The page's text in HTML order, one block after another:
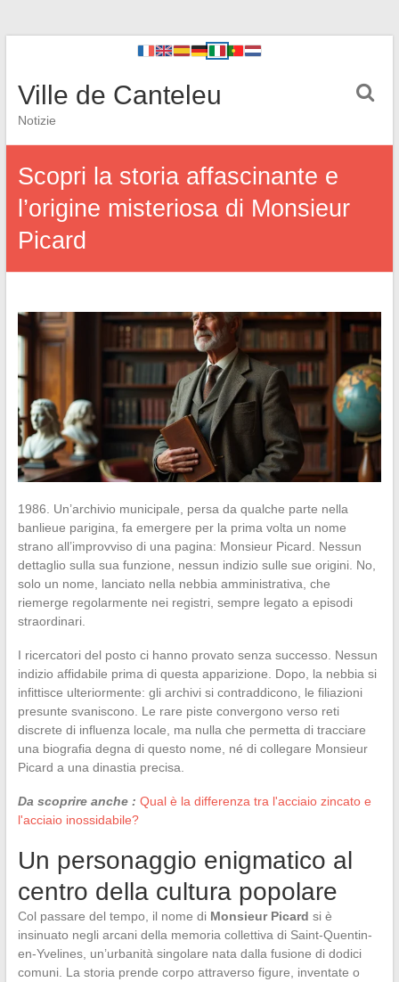
Ville de Canteleu
Notizie
Scopri la storia affascinante e
l’origine misteriosa di Monsieur
Picard
1986. Un’archivio municipale, persa da qualche parte nella
banlieue parigina, fa emergere per la prima volta un nome
strano all’improvviso di una pagina: Monsieur Picard. Nessun
dettaglio sulla sua funzione, nessun indizio sulle sue origini. No,
solo un nome, lanciato nella nebbia amministrativa, che
riemerge regolarmente nei registri, sempre legato a episodi
straordinari.
I ricercatori del posto ci hanno provato senza successo. Nessun
indizio affidabile prima di questa apparizione. Dopo, la nebbia si
infittisce ulteriormente: gli archivi si contraddicono, le filiazioni
presunte svaniscono. Le rare piste convergono verso reti
discrete di influenza locale, ma nulla che permetta di tracciare
una biografia degna di questo nome, né di collegare Monsieur
Picard a una dinastia precisa.
Da scoprire anche : Qual è la differenza tra l'acciaio zincato e
l'acciaio inossidabile?
Un personaggio enigmatico al
centro della cultura popolare
Col passare del tempo, il nome di Monsieur Picard si è
insinuato negli arcani della memoria collettiva di Saint-Quentin-
en-Yvelines, un’urbanità singolare nata dalla fusione di dodici
comuni. La storia prende corpo attraverso figure, inventate o